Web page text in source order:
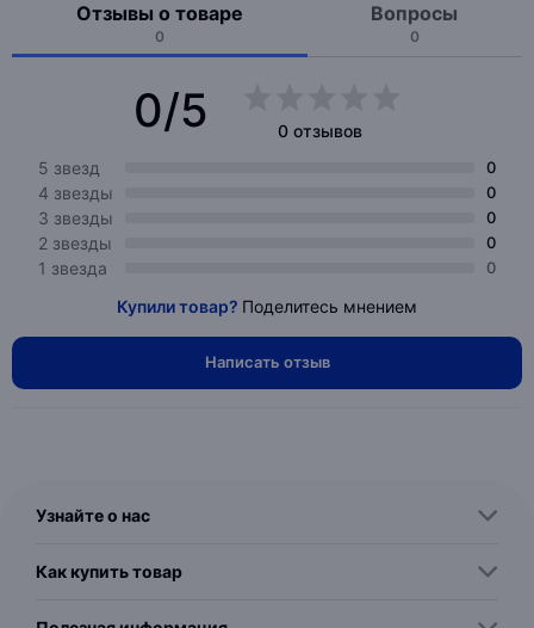
Отзывы о товаре
0
Вопросы
0
0/5
0 отзывов
5 звезд
0
4 звезды 0
3 звезды 0
2 звезды 0
1 звезда 0
Купили товар? Поделитесь мнением
Написать отзыв
Узнайте о нас
Как купить товар